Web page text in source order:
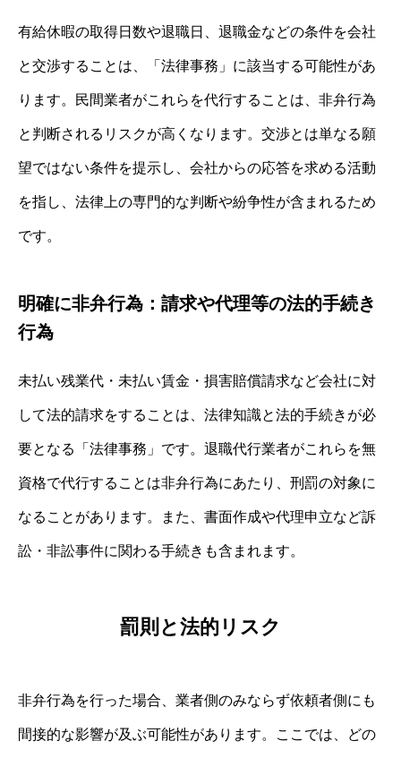
有給休暇の取得日数や退職日、退職金などの条件を会社
と交渉することは、「法律事務」に該当する可能性があ
ります。民間業者がこれらを代行することは、非弁行為
と判断されるリスクが高くなります。交渉とは単なる願
望ではない条件を提示し、会社からの応答を求める活動
を指し、法律上の専門的な判断や紛争性が含まれるため
です。
明確に非弁行為：請求や代理等の法的手続き
行為
未払い残業代・未払い賃金・損害賠償請求など会社に対
して法的請求をすることは、法律知識と法的手続きが必
要となる「法律事務」です。退職代行業者がこれらを無
資格で代行することは非弁行為にあたり、刑罰の対象に
なることがあります。また、書面作成や代理申立など訴
訟・非訟事件に関わる手続きも含まれます。
罰則と法的リスク
非弁行為を行った場合、業者側のみならず依頼者側にも
間接的な影響が及ぶ可能性があります。ここでは、どの